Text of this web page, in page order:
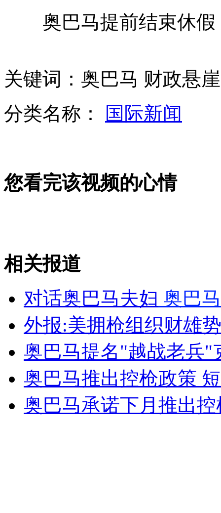
京广高铁工作人员动车上吸烟遭央视直播
女孩北京地铁殴打老人 痛下狠手拳打脚踢
无痛分娩是否安全 医生回应
外交部：反对强权政治霸凌主义
奥巴马提前结束休假
关键词：奥巴马 财政悬崖
分类名称：
国际新闻
您看完该视频的心情
相关报道
对话奥巴马夫妇 奥巴马
外报:美拥枪组织财雄
奥巴马提名"越战老兵"
奥巴马推出控枪政策
奥巴马承诺下月推出